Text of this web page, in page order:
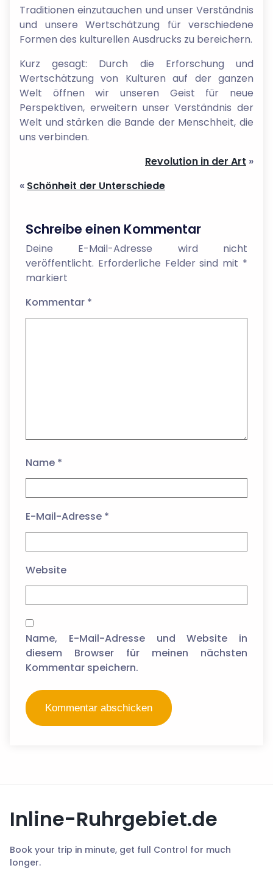
Traditionen einzutauchen und unser Verständnis
und unsere Wertschätzung für verschiedene
Formen des kulturellen Ausdrucks zu bereichern.
Kurz gesagt: Durch die Erforschung und
Wertschätzung von Kulturen auf der ganzen
Welt öffnen wir unseren Geist für neue
Perspektiven, erweitern unser Verständnis der
Welt und stärken die Bande der Menschheit, die
uns verbinden.
Revolution in der Art »
« Schönheit der Unterschiede
Schreibe einen Kommentar
Deine E-Mail-Adresse wird nicht
veröffentlicht. Erforderliche Felder sind mit *
markiert
Kommentar *
Name *
E-Mail-Adresse *
Website
Name, E-Mail-Adresse und Website in
diesem Browser für meinen nächsten
Kommentar speichern.
Inline-Ruhrgebiet.de
Book your trip in minute, get full Control for much
longer.